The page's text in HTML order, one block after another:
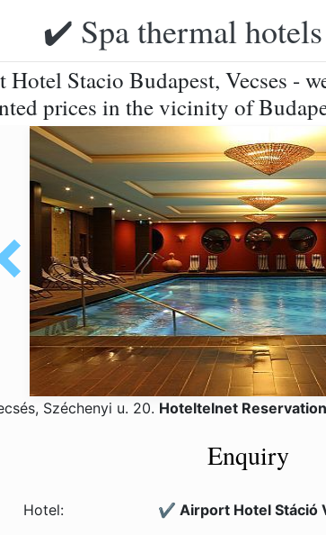
✔️ Spa thermal
Stacio Budapest, Vecses -
prices in the vicinity of
Széchenyi u. 20. Hoteltelnet
Enquiry
Hotel: ✔️ Airport Hotel Stáció